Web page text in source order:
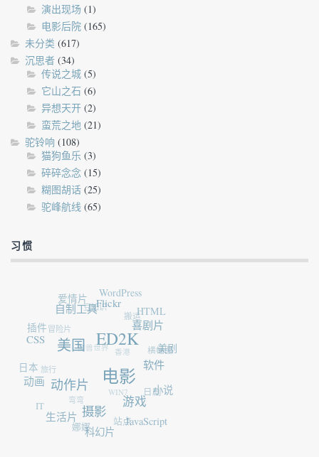
演出现场 (1)
电影后院 (165)
未分类 (617)
沉思者 (34)
传说之城 (5)
它山之石 (6)
异想天开 (2)
蛮荒之地 (21)
驼铃响 (108)
猫狗鱼乐 (3)
碎碎念念 (15)
糊图胡话 (25)
驼峰航线 (65)
习惯
电影
ED2K
美国
动作片
摄影 游戏
软件
喜剧片
Flickr
自制工具
CSS
动画
生活片
科幻片 JavaScript
美剧
HTML
WordPress
爱情片
娜娜 站点
日剧
横幅图
搬运
豆知识
冒险片
弯弯 WIN7
香港
魔兽世界